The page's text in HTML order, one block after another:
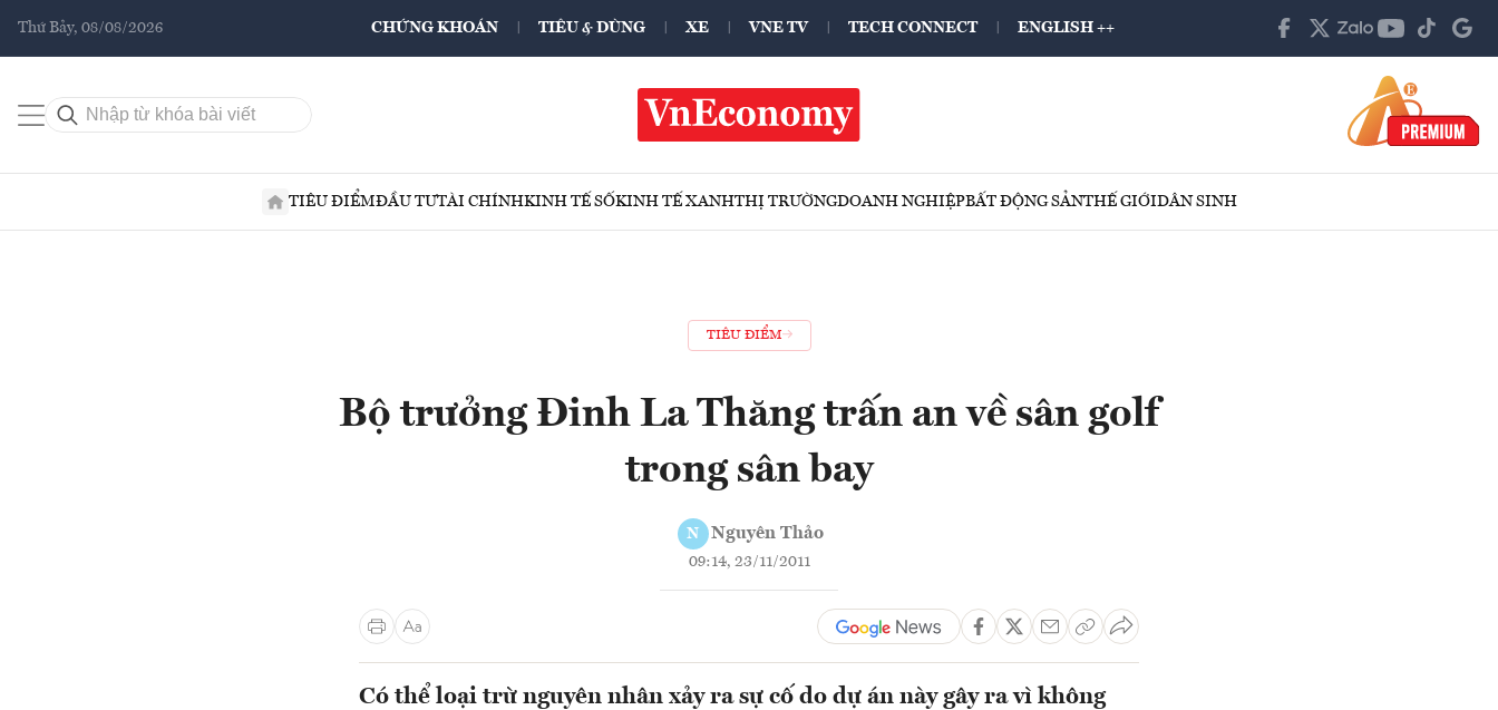
Thứ Bảy, 08/08/2026 CHỨNG KHOÁN TIÊU & DÙNG XE VNE TV TECH CONNECT ENGLISH ++
TIÊU ĐIỂMĐẦU TƯTÀI CHÍNHKINH TẾ SỐKINH TẾ XANHTHỊ TRƯỜNGDOANH NGHIỆPBẤT ĐỘNG SẢNTHẾ GIỚIDÂN SINH
TIÊU ĐIỂM
Bộ trưởng Đinh La Thăng trấn an về sân golf
trong sân bay
N Nguyên Thảo
09:14, 23/11/2011
Có thể loại trừ nguyên nhân xảy ra sự cố do dự án này gây ra vì không